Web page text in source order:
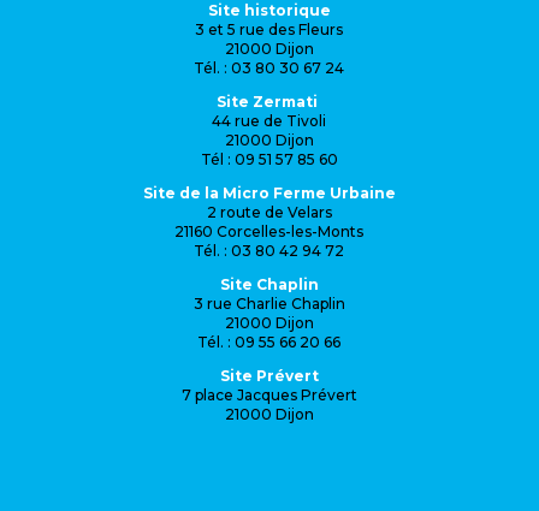
Site historique
3 et 5 rue des Fleurs
21000 Dijon
Tél. : 03 80 30 67 24
Site Zermati
44 rue de Tivoli
21000 Dijon
Tél : 09 51 57 85 60
Site de la Micro Ferme Urbaine
2 route de Velars
21160 Corcelles-les-Monts
Tél. : 03 80 42 94 72
Site Chaplin
3 rue Charlie Chaplin
21000 Dijon
Tél. : 09 55 66 20 66
Site Prévert
7 place Jacques Prévert
21000 Dijon